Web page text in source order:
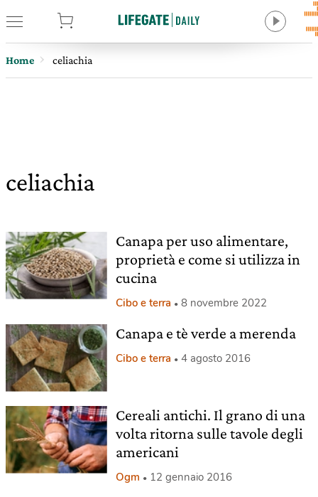
Home celiachia
celiachia
Canapa per uso alimentare,
proprietà e come si utilizza in
cucina
Cibo e terra 8 novembre 2022
Canapa e tè verde a merenda
Cibo e terra 4 agosto 2016
Cereali antichi. Il grano di una
volta ritorna sulle tavole degli
americani
Ogm 12 gennaio 2016